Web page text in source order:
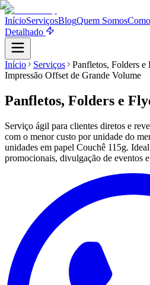
InícioServiçosBlogQuem Somos
Detalhado
Início Serviços
Panfletos, Folders e
Impressão Offset de Grande Volume
Panfletos, Folders e
Serviço ágil para clientes diretos e
com o menor custo por unidade do
unidades em papel Couchê 115g.
promocionais, divulgação de eventos